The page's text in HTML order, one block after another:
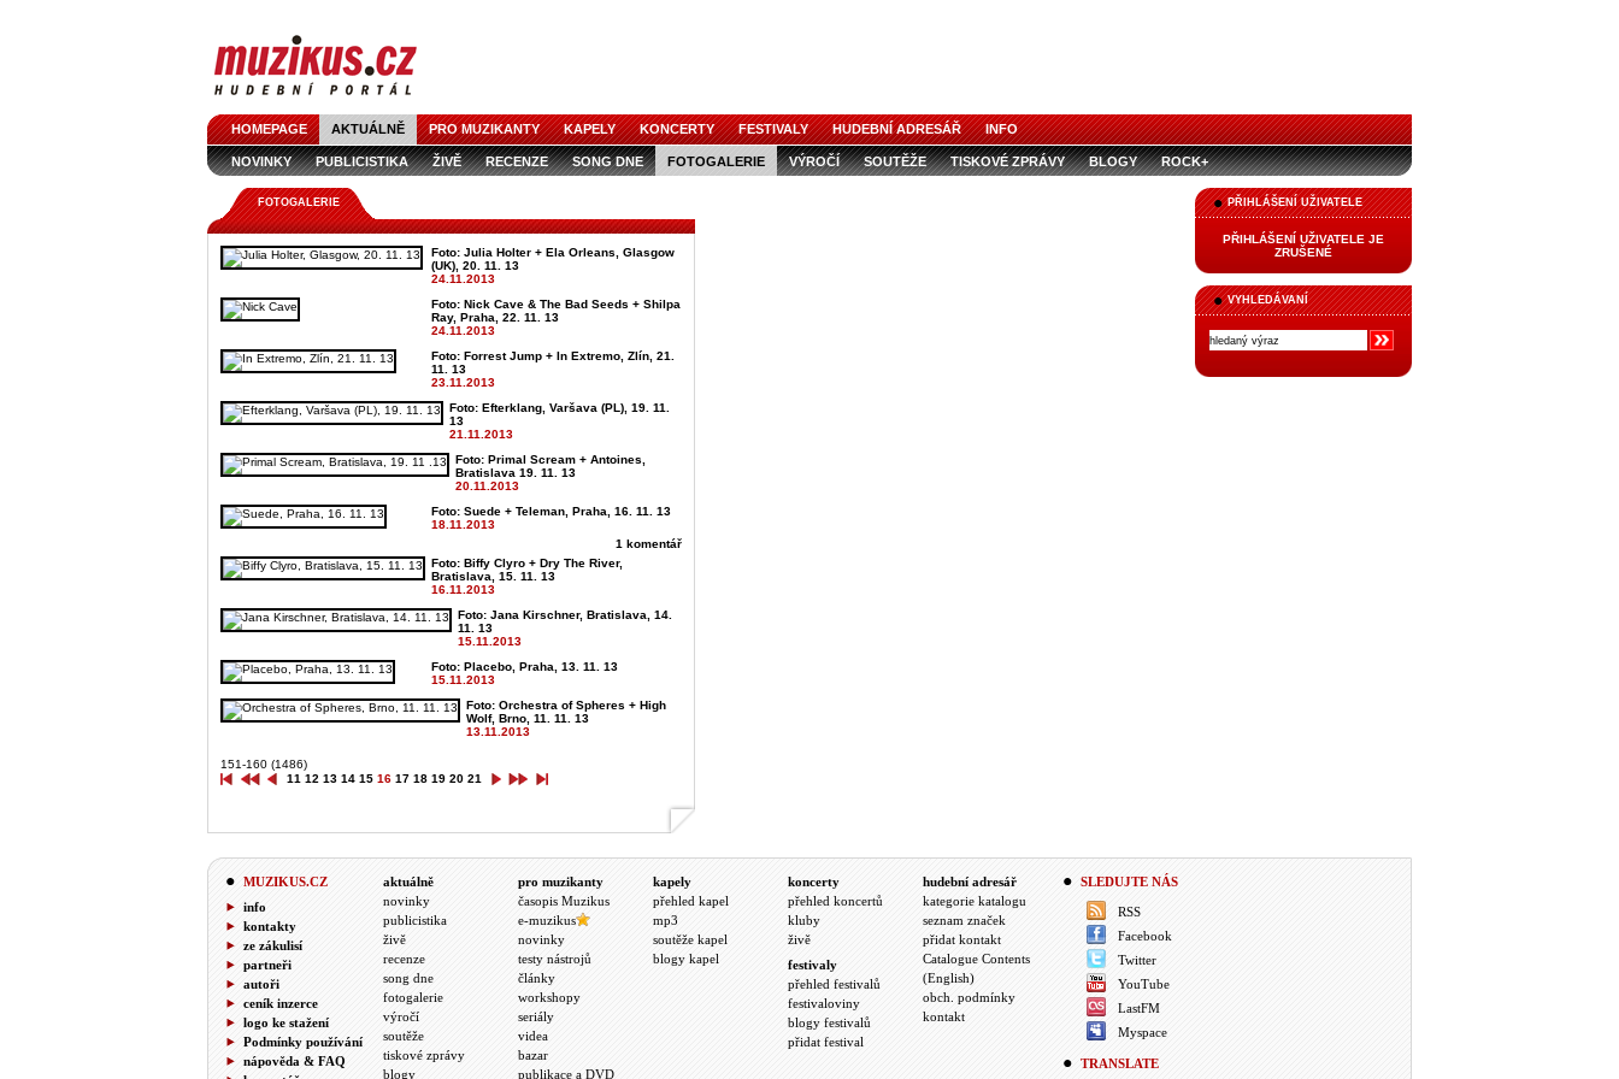
HOMEPAGE AKTUÁLNĚ PRO MUZIKANTY KAPELY KONCERTY FESTIVALY HUDEBNÍ ADRESÁŘ INFO
NOVINKY PUBLICISTIKA ŽIVĚ RECENZE SONG DNE FOTOGALERIE VÝROČÍ SOUTĚŽE TISKOVÉ ZPRÁVY BLOGY ROCK+
PŘIHLÁŠENÍ UŽIVATELE
PŘIHLÁŠENÍ UŽIVATELE JE
ZRUŠENÉ
VYHLEDÁVANÍ
FOTOGALERIE
Foto: Julia Holter + Ela Orleans, Glasgow
(UK), 20. 11. 13
24.11.2013
Foto: Nick Cave & The Bad Seeds + Shilpa
Ray, Praha, 22. 11. 13
24.11.2013
Foto: Forrest Jump + In Extremo, Zlín, 21.
11. 13
23.11.2013
Foto: Efterklang, Varšava (PL), 19. 11.
13
21.11.2013
Foto: Primal Scream + Antoines,
Bratislava 19. 11. 13
20.11.2013
Foto: Suede + Teleman, Praha, 16. 11. 13
18.11.2013
1 komentář
Foto: Biffy Clyro + Dry The River,
Bratislava, 15. 11. 13
16.11.2013
Foto: Jana Kirschner, Bratislava, 14.
11. 13
15.11.2013
Foto: Placebo, Praha, 13. 11. 13
15.11.2013
Foto: Orchestra of Spheres + High
Wolf, Brno, 11. 11. 13
13.11.2013
151-160 (1486)
11 12 13 14 15 16 17 18 19 20 21
MUZIKUS.CZ
info
kontakty
ze zákulisí
partneři
autoři
ceník inzerce
logo ke stažení
Podmínky používání
nápověda & FAQ
aktuálně
novinky
publicistika
živě
recenze
song dne
fotogalerie
výročí
soutěže
tiskové zprávy
blogy
pro muzikanty
časopis Muzikus
e-muzikus
novinky
testy nástrojů
články
workshopy
seriály
videa
bazar
publikace a DVD
kapely
přehled kapel
mp3
soutěže kapel
blogy kapel
koncerty
přehled koncertů
kluby
živě
festivaly
přehled festivalů
festivaloviny
blogy festivalů
přidat festival
hudební adresář
kategorie katalogu
seznam značek
přidat kontakt
Catalogue Contents
(English)
obch. podmínky
kontakt
SLEDUJTE NÁS
RSS
Facebook
Twitter
YouTube
LastFM
Myspace
TRANSLATE